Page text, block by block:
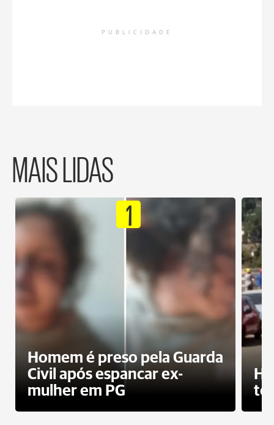
PUBLICIDADE
MAIS LIDAS
1
Homem é preso pela Guarda
Civil após espancar ex-
mulher em PG